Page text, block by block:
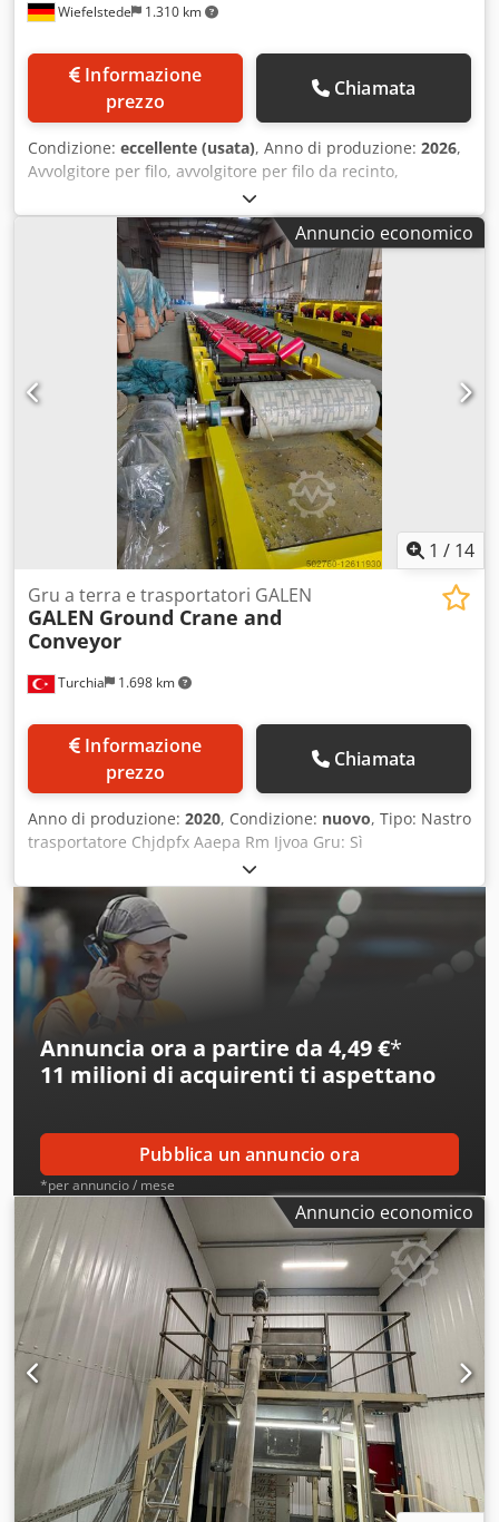
Wiefelstede 1.310 km
prezzo
Chiamata
Condizione: eccellente (usata), Anno di produzione: 2026,
Avvolgitore per filo, avvolgitore per filo da recinto,
avvolgitore per filo spinato, avvolgitrice per filo, macchina
avvolgitrice per filo, avvolgitore per recinzione elettrica,
dispositivo di avvolgimento Chsdoxvh Huepfx Aavea -
Diametro tamburo: 800 mm - Larghezza tamburo: 990 mm
- Azionamento: idraulico - L’attrezzo può essere utilizzato
con attacco frontale o attacco a tre punti appropriato -
Senza attacco frontale e raccordi idraulici - Dimensioni:
1020/1450/H830 mm - Peso: 318 kg
Annuncio economico
1 / 14
Turchia 1.698 km
Gru a terra e trasportatori GALEN
GALEN Ground Crane and
Conveyor
prezzo
Chiamata
Anno di produzione: 2020, Condizione: nuovo, Tipo: Nastro
trasportatore Chjdpfx Aaepa Rm Ijvoa Gru: Sì
Annuncia ora a partire da 4,49 €*
11 milioni di acquirenti ti aspettano
Pubblica un annuncio ora
*per annuncio / mese
Annuncio economico